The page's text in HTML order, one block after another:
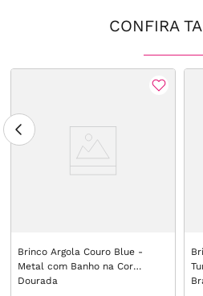
CONFIRA
Brinco Argola Couro Blue -
Metal com Banho na Cor
Dourada